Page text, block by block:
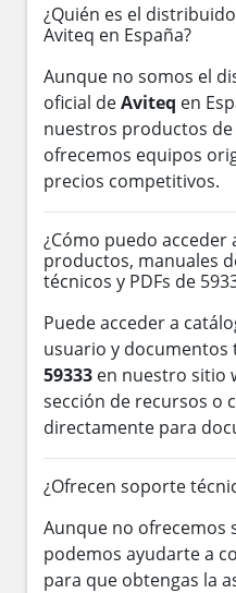
¿Quién es el
Aviteq en España?
Aunque no somos el
oficial deAviteq en
nuestros productos de
ofrecemos equipos
precios competitivos.
¿Cómo puedo acceder
productos, manuales
técnicos y PDFs de
Puede acceder a
usuario y
59333 en nuestro sitio
sección de recursos o
directamente para
¿Ofrecen soporte
Aunque no ofrecemos
podemos ayudarte a
para que obtengas la